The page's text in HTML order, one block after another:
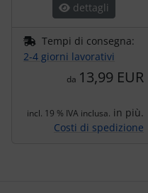
dettagli
Tempi di consegna:
2-4 giorni lavorativi
da 13,99 EUR
incl. 19 % IVA inclusa. in più.
Costi di spedizione